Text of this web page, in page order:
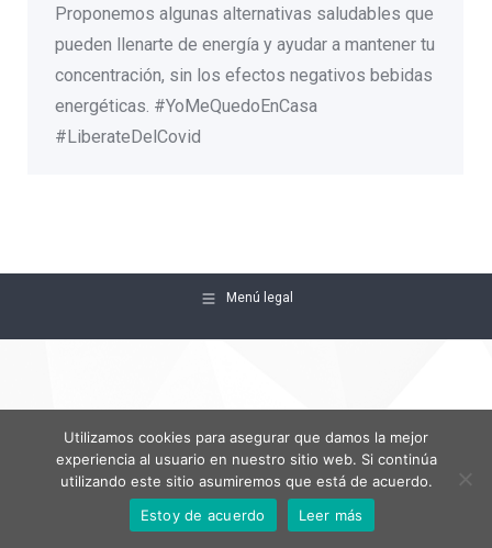
Proponemos algunas alternativas saludables que
pueden llenarte de energía y ayudar a mantener tu
concentración, sin los efectos negativos bebidas
energéticas. #YoMeQuedoEnCasa
#LiberateDelCovid
Menú legal
Utilizamos cookies para asegurar que damos la mejor
experiencia al usuario en nuestro sitio web. Si continúa
utilizando este sitio asumiremos que está de acuerdo.
Estoy de acuerdo
Leer más